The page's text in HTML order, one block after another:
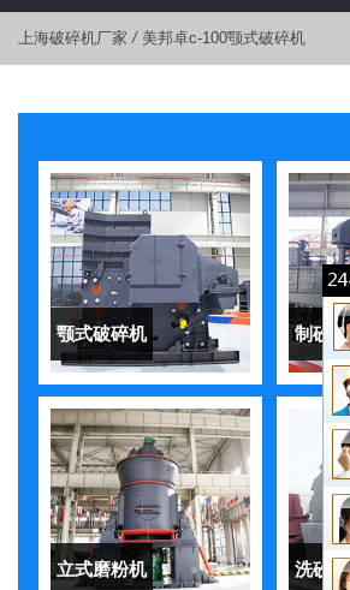
上海破碎机厂家 / 美邦卓c-100颚式破碎机
颚式破碎机 制砂机
立式磨粉机 洗砂机